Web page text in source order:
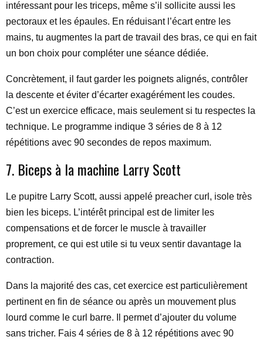
intéressant pour les triceps, même s’il sollicite aussi les
pectoraux et les épaules. En réduisant l’écart entre les
mains, tu augmentes la part de travail des bras, ce qui en fait
un bon choix pour compléter une séance dédiée.
Concrètement, il faut garder les poignets alignés, contrôler
la descente et éviter d’écarter exagérément les coudes.
C’est un exercice efficace, mais seulement si tu respectes la
technique. Le programme indique 3 séries de 8 à 12
répétitions avec 90 secondes de repos maximum.
7. Biceps à la machine Larry Scott
Le pupitre Larry Scott, aussi appelé preacher curl, isole très
bien les biceps. L’intérêt principal est de limiter les
compensations et de forcer le muscle à travailler
proprement, ce qui est utile si tu veux sentir davantage la
contraction.
Dans la majorité des cas, cet exercice est particulièrement
pertinent en fin de séance ou après un mouvement plus
lourd comme le curl barre. Il permet d’ajouter du volume
sans tricher. Fais 4 séries de 8 à 12 répétitions avec 90